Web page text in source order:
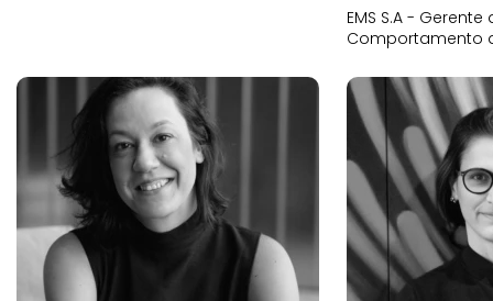
EMS S.A -
Comportamento